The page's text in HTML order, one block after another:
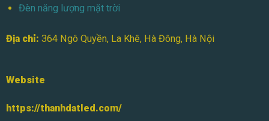
Đèn năng lượng mặt trời
Địa chỉ: 364 Ngô Quyền, La Khê, Hà Đông, Hà Nội
Website
https://thanhdatled.com/